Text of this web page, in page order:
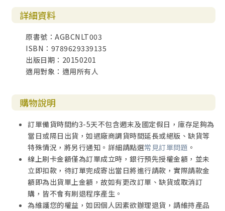
詳細資料
原書號：AGBCNLT003
ISBN：9789629339135
出版日期：20150201
適用對象：適用所有人
購物說明
訂單備貨時間約3-5天不包含週末及國定假日，庫存足夠為
當日或隔日出貨，如遇廠商調貨時間延長或絕版、缺貨等
特殊情況，將另行通知。詳細請點選常見訂單問題 。
線上刷卡金額僅為訂單成立時，銀行預先授權金額，並未
立即扣款，待訂單完成寄出當日將進行請款，實際請款金
額即為出貨單上金額，故如有更改訂單、缺貨或取消訂
購，皆不會有刷退程序產生。
為維護您的權益，如因個人因素欲辦理退貨，請維持產品